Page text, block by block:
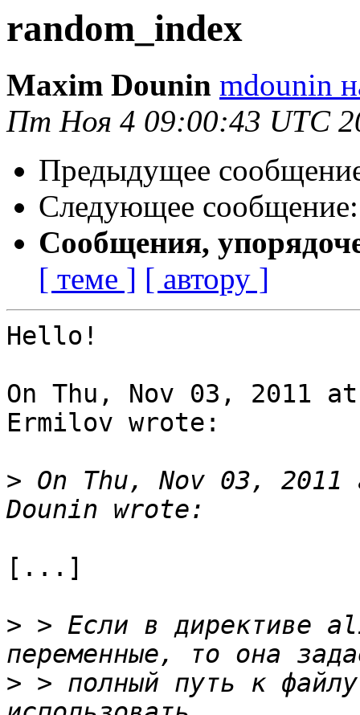
random_index
Maxim Dounin mdounin
Пт Ноя 4 09:00:43 UTC
Предыдущее
Следующее
Сообщения,
[ теме ] [ автору ]
Hello!
On Thu, Nov 03, 2011
Ermilov wrote:
> On Thu, Nov 03, 2011
[...]
> > Если в директиве
> > полный путь к